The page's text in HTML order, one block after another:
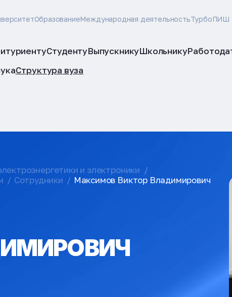
ОбразованиеМеждународная деятельностьТурбоПИШ
СтудентуВыпускникуШкольнику
Структура вуза
и электроники
Сотрудники Максимов Виктор Владимирович